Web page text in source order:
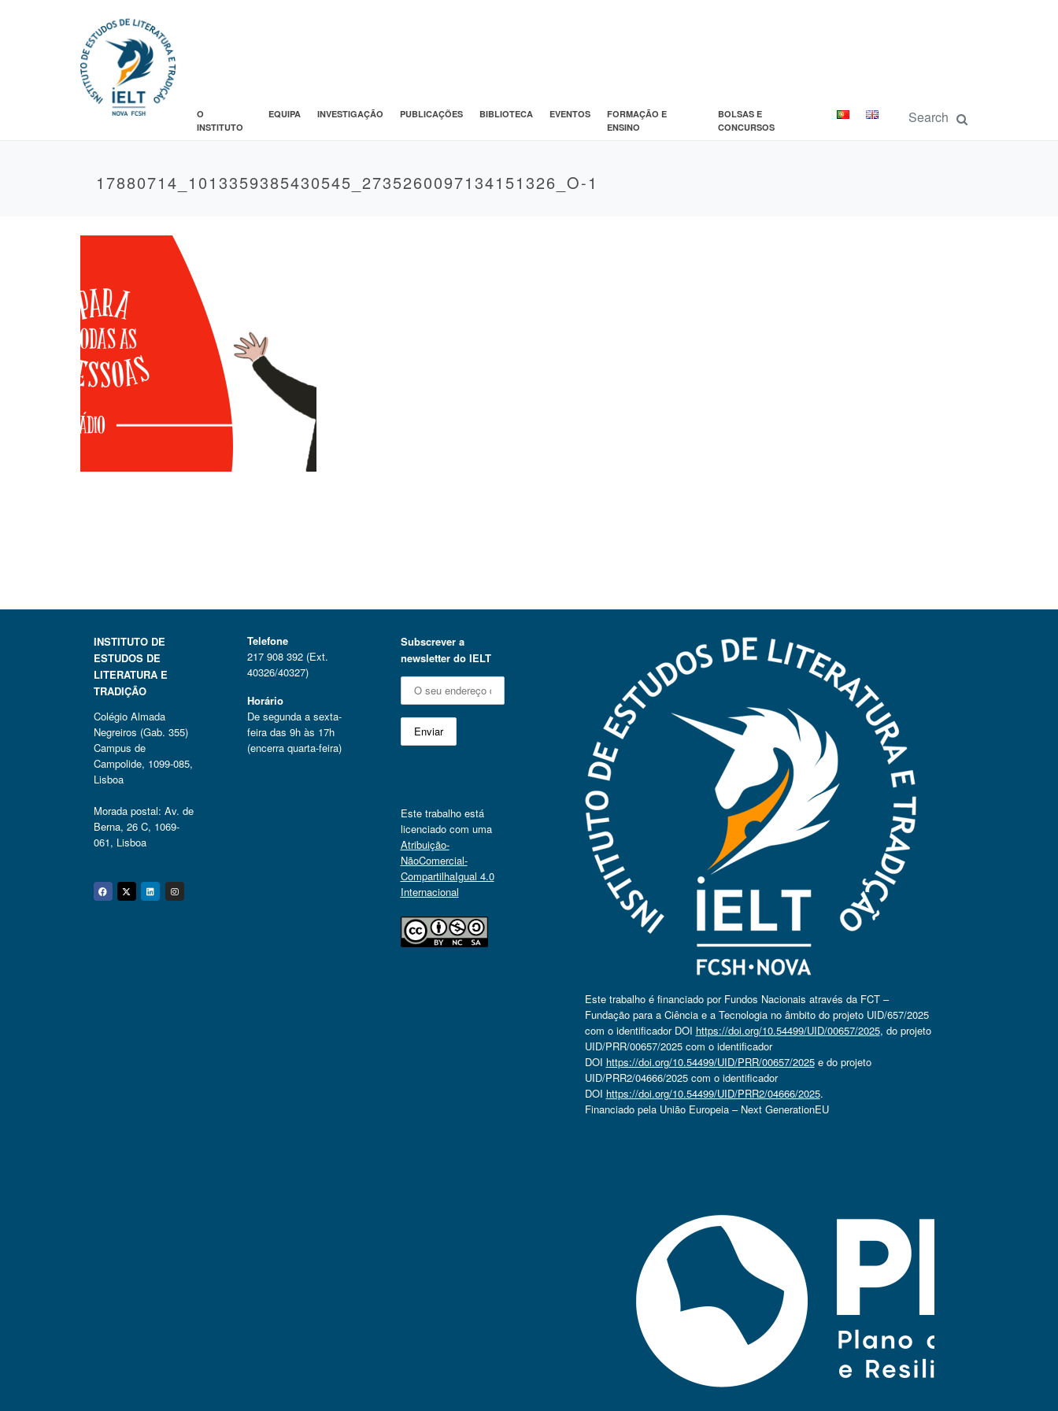
O
INSTITUTO
EQUIPA INVESTIGAÇÃO PUBLICAÇÕES BIBLIOTECA EVENTOS
FORMAÇÃO E
ENSINO
BOLSAS E
CONCURSOS
17880714_1013359385430545_2735260097134151326_O-1
INSTITUTO DE
ESTUDOS DE
LITERATURA E
TRADIÇÃO
Colégio Almada
Negreiros (Gab. 355)
Campus de
Campolide, 1099-085,
Lisboa
Morada postal: Av. de
Berna, 26 C, 1069-
061, Lisboa
Facebook
Twitter
Linkedin
Instagram
Telefone
217 908 392 (Ext.
40326/40327)
Horário
De segunda a sexta-
feira das 9h às 17h
(encerra quarta-feira)
Subscrever a
newsletter do IELT
Este trabalho está
licenciado com uma
Atribuição-
NãoComercial-
CompartilhaIgual 4.0
Internacional
Este trabalho é financiado por Fundos Nacionais através da FCT –
Fundação para a Ciência e a Tecnologia no âmbito do projeto UID/657/2025
com o identificador DOI https://doi.org/10.54499/UID/00657/2025, do projeto
UID/PRR/00657/2025 com o identificador
DOI https://doi.org/10.54499/UID/PRR/00657/2025e do projeto
UID/PRR2/04666/2025 com o identificador
DOI https://doi.org/10.54499/UID/PRR2/04666/2025.
Financiado pela União Europeia – Next GenerationEU